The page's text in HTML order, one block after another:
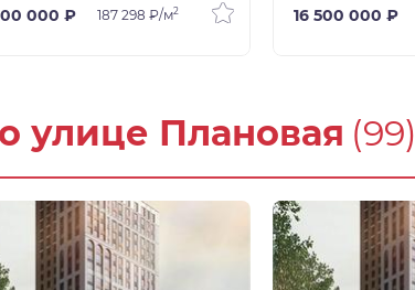
000 ₽
187 298 ₽/м2
16 500 000 ₽
улице Плановая (99)